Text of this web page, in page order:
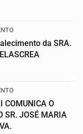
da SRA.
COMUNICA O
SR. JOSÉ MARIA